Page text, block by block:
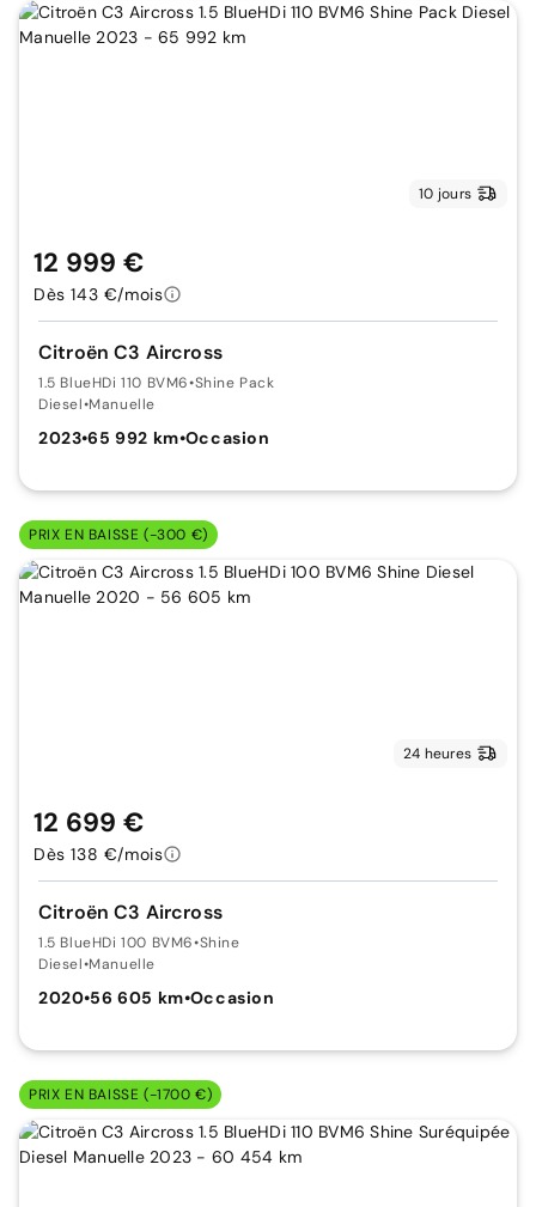
10 jours
Citroën C3 Aircross
1.5 BlueHDi 110 BVM6•Shine Pack
Diesel•Manuelle
2023•65 992 km•Occasion
12 999 €
Dès 143 €/mois
PRIX EN BAISSE (-300 €)
24 heures
Citroën C3 Aircross
1.5 BlueHDi 100 BVM6•Shine
Diesel•Manuelle
2020•56 605 km•Occasion
12 699 €
Dès 138 €/mois
PRIX EN BAISSE (-1700 €)